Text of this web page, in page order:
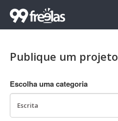
Publique um projeto
Escolha uma categoria